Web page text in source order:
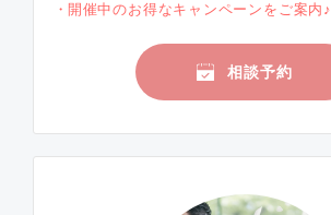
開催中のお得なキャンペーンをご案内♪
相談予約